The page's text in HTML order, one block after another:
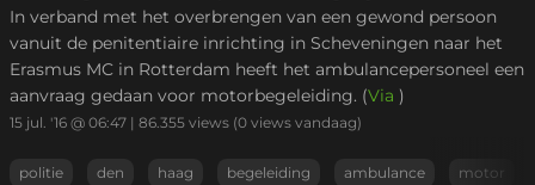
In verband met het overbrengen van een gewond persoon
vanuit de penitentiaire inrichting in Scheveningen naar het
Erasmus MC in Rotterdam heeft het ambulancepersoneel een
aanvraag gedaan voor motorbegeleiding. (Via )
15 jul. '16 @ 06:47 | 86.355 views (0 views vandaag)
politie den haag begeleiding ambulance motor